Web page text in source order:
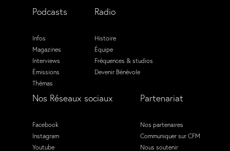
Podcasts
Infos
Magazines
Interviews
Émissions
Thémas
Radio
Histoire
Équipe
Fréquences & studios
Devenir Bénévole
Nos Réseaux sociaux
Facebook
Instagram
Youtube
Partenariat
Nos partenaires
Communiquer sur CFM
Nous soutenir